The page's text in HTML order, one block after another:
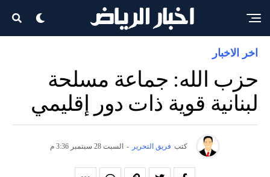
اخر الاخبار
حزب الله: جماعة مسلحة
لبنانية قوية ذات دور إقليمي
كتب فريق التحرير - السبت 28 سبتمبر 3:36 م